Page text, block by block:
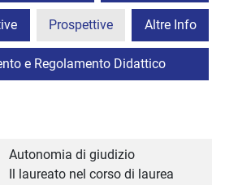
Prospettive Altre Info
e Regolamento Didattico
Autonomia di giudizio
Il laureato nel corso di laurea